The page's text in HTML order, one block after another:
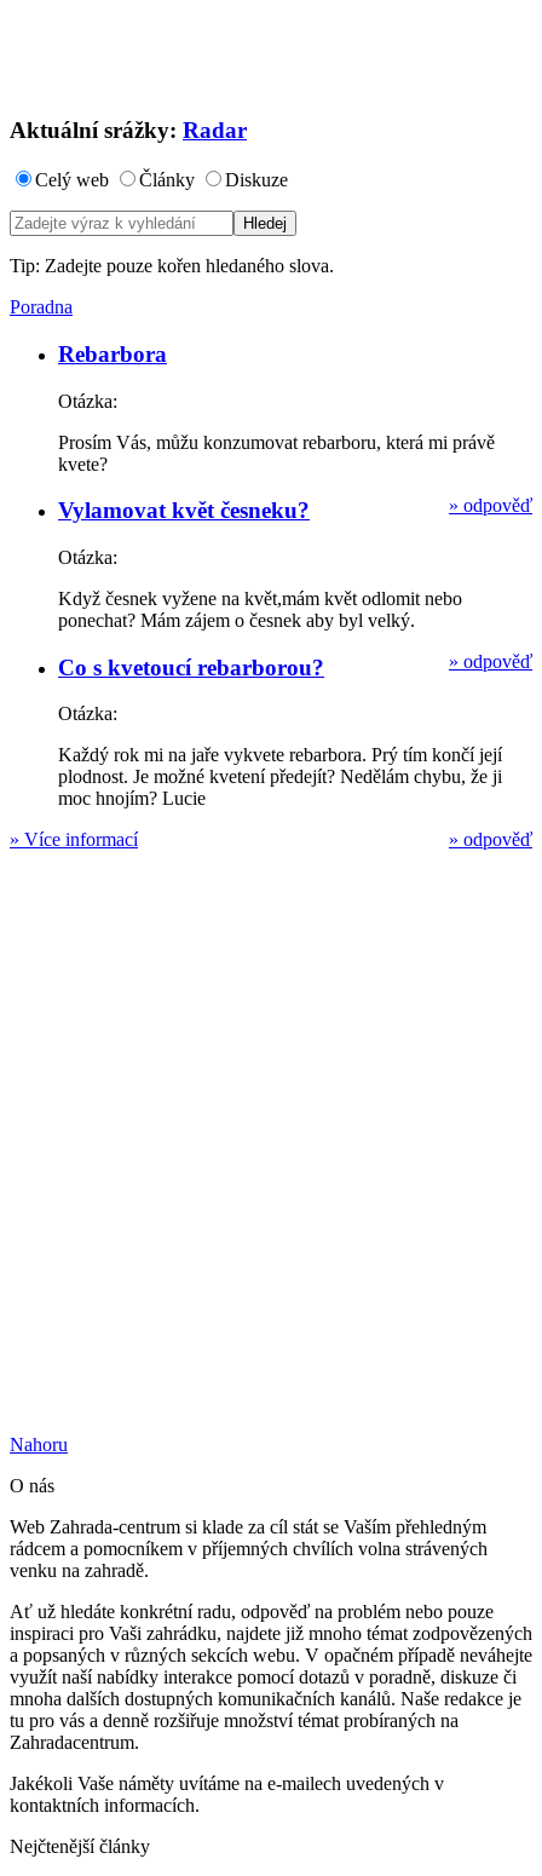
Aktuální srážky: Radar
Celý web Články Diskuze
Tip: Zadejte pouze kořen hledaného slova.
Poradna
Rebarbora
Otázka:
Prosím Vás, můžu konzumovat rebarboru, která mi právě
kvete?
» odpověď
Vylamovat květ česneku?
Otázka:
Když česnek vyžene na květ,mám květ odlomit nebo
ponechat? Mám zájem o česnek aby byl velký.
» odpověď
Co s kvetoucí rebarborou?
Otázka:
Každý rok mi na jaře vykvete rebarbora. Prý tím končí její
plodnost. Je možné kvetení předejít? Nedělám chybu, že ji
moc hnojím? Lucie
» odpověď
» Více informací
Nahoru
O nás
Web Zahrada-centrum si klade za cíl stát se Vaším přehledným
rádcem a pomocníkem v příjemných chvílích volna strávených
venku na zahradě.
Ať už hledáte konkrétní radu, odpověď na problém nebo pouze
inspiraci pro Vaši zahrádku, najdete již mnoho témat zodpovězených
a popsaných v různých sekcích webu. V opačném případě neváhejte
využít naší nabídky interakce pomocí dotazů v poradně, diskuze či
mnoha dalších dostupných komunikačních kanálů. Naše redakce je
tu pro vás a denně rozšiřuje množství témat probíraných na
Zahradacentrum.
Jakékoli Vaše náměty uvítáme na e-mailech uvedených v
kontaktních informacích.
Nejčtenější články